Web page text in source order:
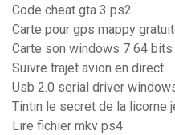
Code cheat gta 3 ps2
Carte pour gps mappy
Carte son windows 7 64 bits
Suivre trajet avion en direct
Usb 2.0 serial driver
Tintin le secret de la licorne
Lire fichier mkv ps4